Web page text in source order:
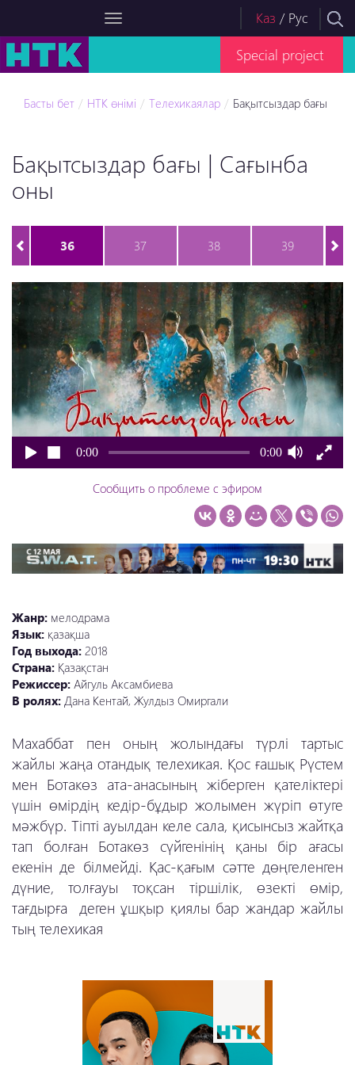
Каз / Рус
Special project
Басты бет НТК өнімі Телехикаялар Бақытсыздар бағы
Бақытсыздар бағы | Сағынба
оны
36 37 38 39
0:00 0:00
Сообщить о проблеме с эфиром
Жанр: мелодрама
Язык: қазақша
Год выхода: 2018
Страна: Қазақстан
Режиссер: Айгуль Аксамбиева
В ролях: Дана Кентай, Жулдыз Омиргали
Махаббат пен оның жолындағы түрлі тартыс
жайлы жаңа отандық телехикая. Қос ғашық Рүстем
мен Ботакөз ата-анасының жіберген қателіктері
үшін өмірдің кедір-бұдыр жолымен жүріп өтуге
мәжбүр. Тіпті ауылдан келе сала, қисынсыз жайтқа
тап болған Ботакөз сүйгенінің қаны бір ағасы
екенін де білмейді. Қас-қағым сәтте дөңгеленген
дүние, толғауы тоқсан тіршілік, өзекті өмір,
тағдырға деген ұшқыр қиялы бар жандар жайлы
тың телехикая